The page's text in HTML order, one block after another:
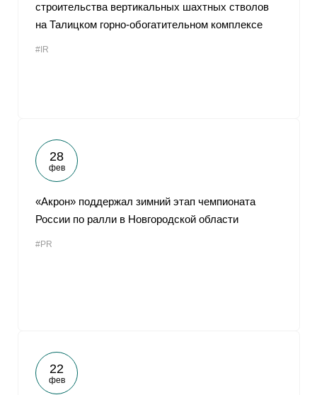
строительства вертикальных шахтных стволов
на Талицком горно-обогатительном комплексе
#IR
28
фев
«Акрон» поддержал зимний этап чемпионата
России по ралли в Новгородской области
#PR
22
фев